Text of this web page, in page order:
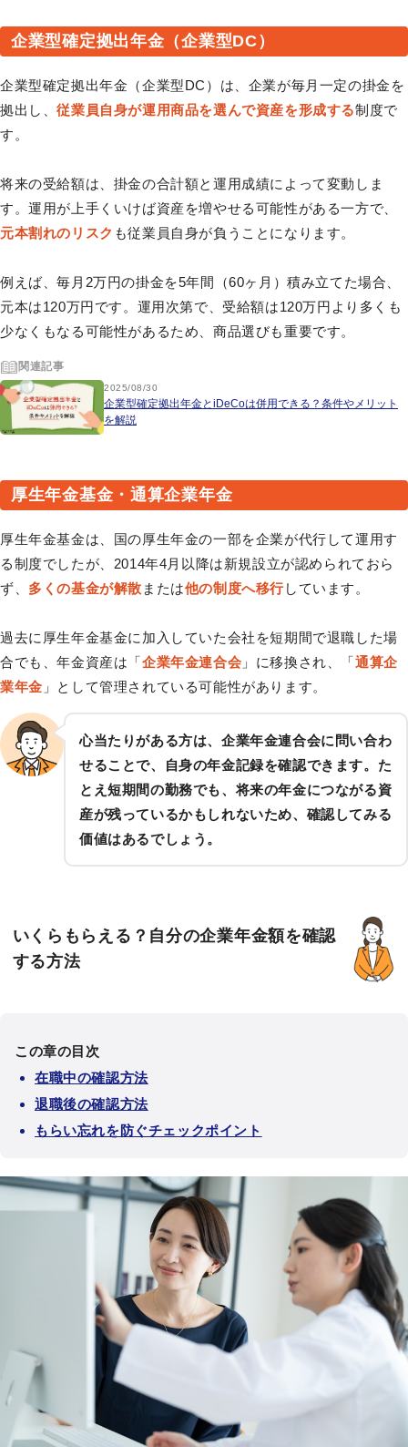
企業型確定拠出年金（企業型DC）
企業型確定拠出年金（企業型DC）は、企業が毎月一定の掛金を
拠出し、従業員自身が運用商品を選んで資産を形成する制度で
す。
将来の受給額は、掛金の合計額と運用成績によって変動しま
す。運用が上手くいけば資産を増やせる可能性がある一方で、
元本割れのリスク も従業員自身が負うことになります。
例えば、毎月2万円の掛金を5年間（60ヶ月）積み立てた場合、
元本は120万円です。運用次第で、受給額は120万円より多くも
少なくもなる可能性があるため、商品選びも重要です。
関連記事
2025/08/30
企業型確定拠出年金とiDeCoは併用できる？条件やメリット
を解説
厚生年金基金・通算企業年金
厚生年金基金は、国の厚生年金の一部を企業が代行して運用す
る制度でしたが、2014年4月以降は新規設立が認められておら
ず、 多くの基金が解散 または他の制度へ移行しています。
過去に厚生年金基金に加入していた会社を短期間で退職した場
合でも、年金資産は「企業年金連合会 」に移換され、「通算企
業年金 」として管理されている可能性があります。
心当たりがある方は、企業年金連合会に問い合わ
せることで、自身の年金記録を確認できます。た
とえ短期間の勤務でも、将来の年金につながる資
産が残っているかもしれないため、確認してみる
価値はあるでしょう。
いくらもらえる？自分の企業年金額を確認
する方法
この章の目次
在職中の確認方法
退職後の確認方法
もらい忘れを防ぐチェックポイント